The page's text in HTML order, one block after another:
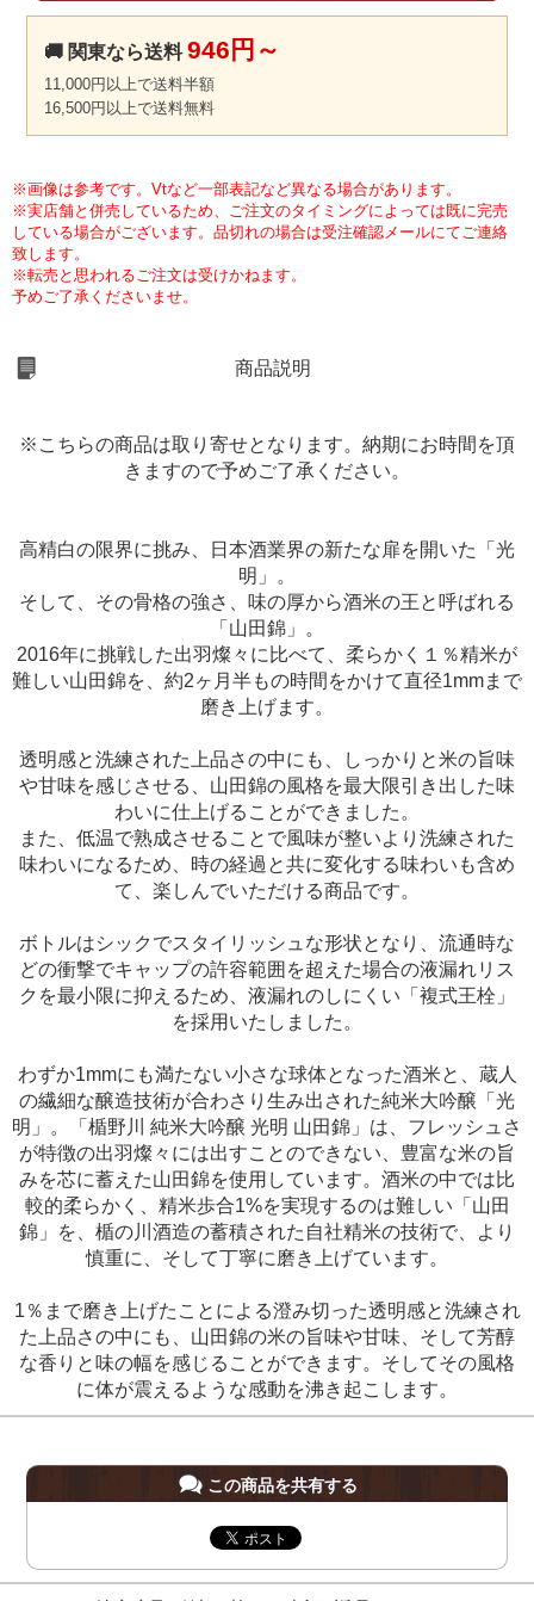
🚚 関東なら送料946円～
11,000円以上で送料半額
16,500円以上で送料無料
※画像は参考です。Vtなど一部表記など異なる場合があります。
※実店舗と併売しているため、ご注文のタイミングによっては既に完売
している場合がございます。品切れの場合は受注確認メールにてご連絡
致します。
※転売と思われるご注文は受けかねます。
予めご了承くださいませ。
商品説明
※こちらの商品は取り寄せとなります。納期にお時間を頂
きますので予めご了承ください。
高精白の限界に挑み、日本酒業界の新たな扉を開いた「光
明」。
そして、その骨格の強さ、味の厚から酒米の王と呼ばれる
「山田錦」。
2016年に挑戦した出羽燦々に比べて、柔らかく１％精米が
難しい山田錦を、約2ヶ月半もの時間をかけて直径1mmまで
磨き上げます。
透明感と洗練された上品さの中にも、しっかりと米の旨味
や甘味を感じさせる、山田錦の風格を最大限引き出した味
わいに仕上げることができました。
また、低温で熟成させることで風味が整いより洗練された
味わいになるため、時の経過と共に変化する味わいも含め
て、楽しんでいただける商品です。
ボトルはシックでスタイリッシュな形状となり、流通時な
どの衝撃でキャップの許容範囲を超えた場合の液漏れリス
クを最小限に抑えるため、液漏れのしにくい「複式王栓」
を採用いたしました。
わずか1mmにも満たない小さな球体となった酒米と、蔵人
の繊細な醸造技術が合わさり生み出された純米大吟醸「光
明」。「楯野川 純米大吟醸 光明 山田錦」は、フレッシュさ
が特徴の出羽燦々には出すことのできない、豊富な米の旨
みを芯に蓄えた山田錦を使用しています。酒米の中では比
較的柔らかく、精米歩合1%を実現するのは難しい「山田
錦」を、楯の川酒造の蓄積された自社精米の技術で、より
慎重に、そして丁寧に磨き上げています。
1％まで磨き上げたことによる澄み切った透明感と洗練され
た上品さの中にも、山田錦の米の旨味や甘味、そして芳醇
な香りと味の幅を感じることができます。そしてその風格
に体が震えるような感動を沸き起こします。
この商品を共有する